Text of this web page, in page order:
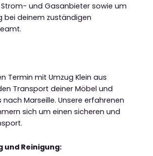
und Gasanbieter sowie um
bei deinem zuständigen
Termin mit Umzug Klein aus
Transport deiner Möbel und
Marseille. Unsere erfahrenen
sich um einen sicheren und
und Reinigung: